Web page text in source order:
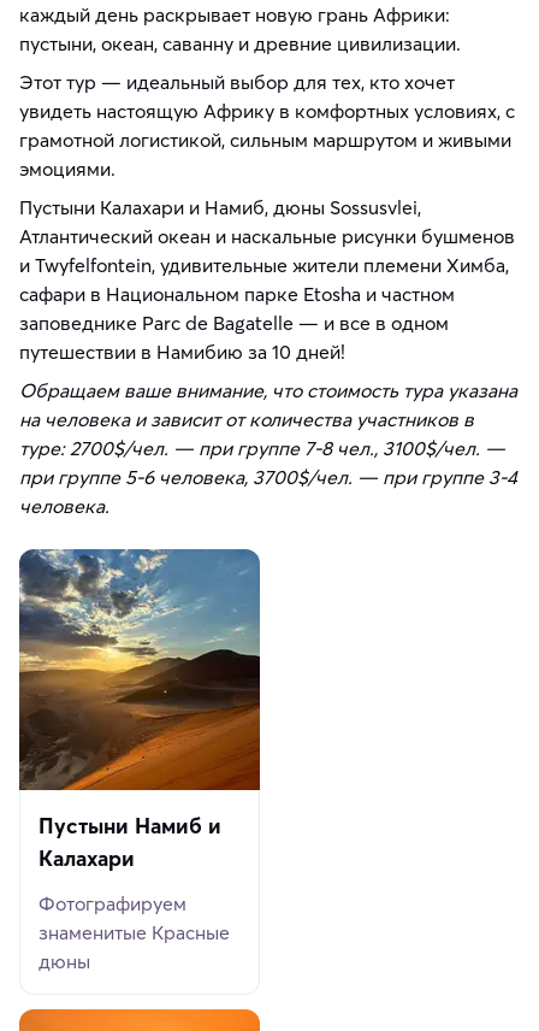
каждый день раскрывает новую грань Африки:
пустыни, океан, саванну и древние цивилизации.
Этот тур — идеальный выбор для тех, кто хочет
увидеть настоящую Африку в комфортных условиях, с
грамотной логистикой, сильным маршрутом и живыми
эмоциями.
Пустыни Калахари и Намиб, дюны Sossusvlei,
Атлантический океан и наскальные рисунки бушменов
и Twyfelfontein, удивительные жители племени Химба,
сафари в Национальном парке Etosha и частном
заповеднике Parc de Bagatelle — и все в одном
путешествии в Намибию за 10 дней!
Обращаем ваше внимание, что стоимость тура указана
на человека и зависит от количества участников в
туре: 2700$/чел. — при группе 7-8 чел., 3100$/чел. —
при группе 5-6 человека, 3700$/чел. — при группе 3-4
человека.
Пустыни Намиб и
Калахари
Фотографируем
знаменитые Красные
дюны